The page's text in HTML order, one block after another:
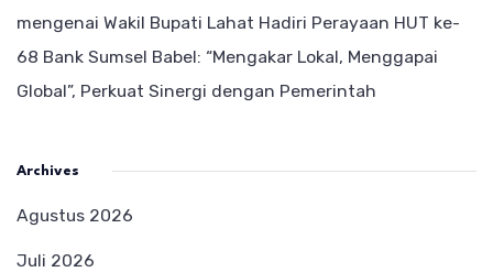
mengenai Wakil Bupati Lahat Hadiri Perayaan HUT ke-
68 Bank Sumsel Babel: “Mengakar Lokal, Menggapai
Global”, Perkuat Sinergi dengan Pemerintah
Archives
Agustus 2026
Juli 2026